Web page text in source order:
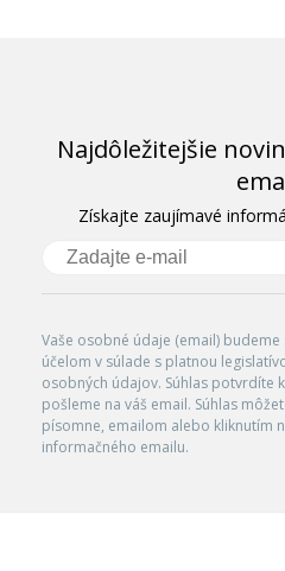
Najdôležitejšie
Získajte zaujímavé
Vaše osobné údaje (email)
účelom v súlade s platnou
osobných údajov. Súhlas potvrdíte
pošleme na váš email. Súhlas
písomne, emailom alebo kliknutím
informačného emailu.